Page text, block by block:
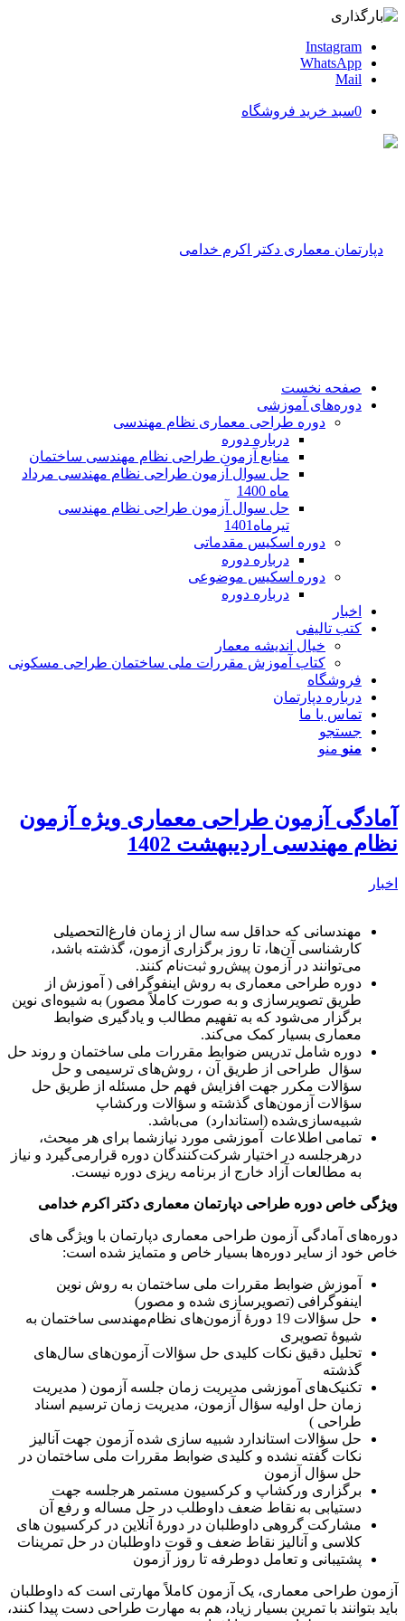
Instagram
WhatsApp
Mail
سبد خرید فروشگاه
صفحه نخست
دوره‌های آموزشی
دوره طراحی معماری نظام مهندسی
درباره دوره
منابع آزمون طراحی نظام مهندسی ساختمان
حل سوال آزمون طراحی نظام مهندسی مرداد
ماه 1400
حل سوال آزمون طراحی نظام مهندسی
تیرماه1401
دوره اسکیس مقدماتی
درباره دوره
دوره اسکیس موضوعی
درباره دوره
اخبار
کتب تالیفی
خیال اندیشه معمار
کتاب آموزش مقررات ملی ساختمان طراحی مسکونی
فروشگاه
درباره دپارتمان
تماس با ما
جستجو
منو منو
آزمون طراحی معماری ویژه آزمون
مهندسی اردیبهشت 1402
مهندسانی که حداقل سه سال از زمان فارغ‌التحصیلی
کارشناسی آن‌ها، تا روز برگزاری آزمون، گذشته باشد،
می‌توانند در آزمون پیش‌رو ثبت‌نام کنند.
دوره طراحی معماری به روش اینفوگرافی ( آموزش از
طریق تصویرسازی و به‌ صورت کاملاً مصور) به شیوه‌ای نوین
برگزار می‌شود که به تفهیم مطالب و یادگیری ضوابط
معماری بسیار کمک می‌کند.
دوره شامل تدریس ضوابط مقررات ملی ساختمان و روند حل
سؤال طراحی از طریق آن ، روش‌های ترسیمی و حل
سؤالات مکرر جهت افزایش فهم حل مسئله از طریق حل
سؤالات آزمون‌های گذشته و سؤالات ورکشاپ
شبیه‌سازی‌شده (استاندارد) می‌باشد.
تمامی اطلاعات آموزشی مورد نیازشما برای هر مبحث،
درهرجلسه در اختیار شرکت‌کنندگان دوره قرارمی‌گیرد و نیاز
به مطالعات آزاد خارج از برنامه ریزی دوره نیست.
خاص دوره طراحی دپارتمان معماری دکتر اکرم خدامی
آمادگی آزمون طراحی معماری دپارتمان با ویژگی های
خود از سایر دوره‌ها بسیار خاص و متمایز شده است:
آموزش ضوابط مقررات ملی ساختمان به روش نوین
اینفوگرافی (تصویرسازی شده و مصور)
حل سؤالات 19 دورۀ آزمون‌های نظام‌مهندسی ساختمان به
شیوۀ تصویری
تحلیل دقیق نکات کلیدی حل سؤالات آزمون‌های سال‌های
گذشته
تکنیک‌های آموزشی مدیریت زمان جلسه آزمون ( مدیریت
زمان حل اولیه سؤال آزمون، مدیریت زمان ترسیم اسناد
طراحی )
حل سؤالات استاندارد شبیه‌ سازی‌ شده آزمون جهت آنالیز
نکات گفته نشده و کلیدی ضوابط مقررات ملی ساختمان در
حل سؤال آزمون
برگزاری ورکشاپ و کرکسیون مستمر هرجلسه جهت
دستیابی به نقاط ضعف داوطلب در حل مساله و رفع آن
مشارکت گروهی داوطلبان در دورۀ آنلاین در کرکسیون های
کلاسی و آنالیز نقاط ضعف و قوت داوطلبان در حل تمرینات
پشتیبانی و تعامل دوطرفه تا روز آزمون
طراحی معماری، یک آزمون کاملاً مهارتی است که داوطلبان
بتوانند با تمرین بسیار زیاد، هم به مهارت طراحی دست پیدا کنند،